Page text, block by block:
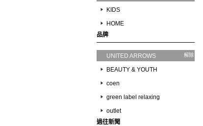
KIDS
HOME
品牌
UNITED ARROWS 解除
BEAUTY & YOUTH
coen
green label relaxing
outlet
過往新聞